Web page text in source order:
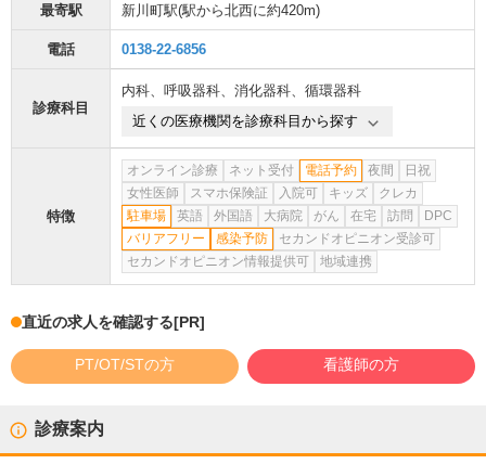
最寄駅 新川町駅(駅から北西に約420m)
電話 0138-22-6856
診療科目
内科、 呼吸器科、 消化器科、 循環器科
近くの医療機関を診療科目から探す
特徴
オンライン診療 ネット受付 電話予約 夜間
日祝
女性医師
スマホ保険証 入院可 キッズ
クレカ
駐車場
英語 外国語 大病院 がん 在宅 訪問
DPC
バリアフリー
感染予防
セカンドオピニオン受診可
セカンドオピニオン情報提供可
地域連携
直近の求人を確認する[PR]
PT/OT/STの方 看護師の方
診療案内